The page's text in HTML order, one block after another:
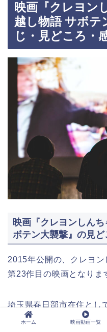
映画『クレヨン
越し物語 サボテ
じ・見どころ・
映画『クレヨンしん
ボテン大襲撃』の見
2015年公開の、クレヨ
第23作目の映画となりま
埼玉県春日部市在住とし
父・野原ひろしの転勤で
ホーム 映画動画一覧